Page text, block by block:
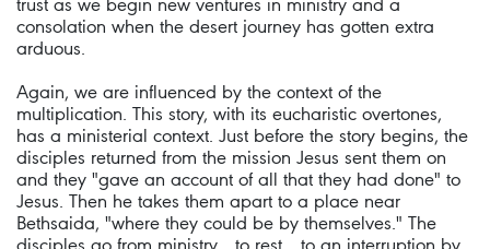
trust as we begin new ventures in ministry and a
consolation when the desert journey has gotten extra
arduous.
Again, we are influenced by the context of the
multiplication. This story, with its eucharistic overtones,
has a ministerial context. Just before the story begins, the
disciples returned from the mission Jesus sent them on
and they "gave an account of all that they had done" to
Jesus. Then he takes them apart to a place near
Bethsaida, "where they could be by themselves." The
disciples go from ministry... to rest... to an interruption by